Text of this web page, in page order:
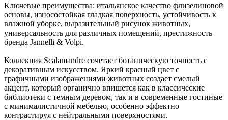
Ключевые преимущества: итальянское качество флизелиновой
основы, износостойкая гладкая поверхность, устойчивость к
влажной уборке, выразительный рисунок животных,
универсальность для различных помещений, престижность
бренда Jannelli & Volpi.
Коллекция Scalamandre сочетает ботаническую точность с
декоративным искусством. Яркий красный цвет с
графичными изображениями животных создает смелый
акцент, который органично впишется как в классические
библиотеки с темным деревом, так и в современные гостиные
с минималистичной мебелью, особенно эффектно
контрастируя с нейтральными поверхностями.